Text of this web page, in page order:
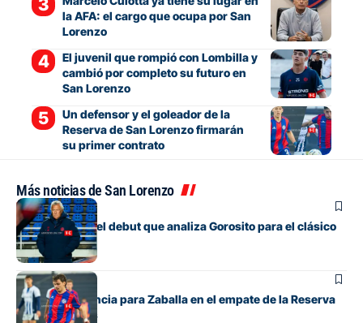
la AFA: el cargo que ocupa por San
Lorenzo
El juvenil que rompió con Lombilla y
cambió por completo su futuro en
San Lorenzo
Un defensor y el goleador de la
Reserva de San Lorenzo firmarán
su primer contrato
Más noticias de San Lorenzo
Fútbol
Los cambios y el debut que analiza Gorosito para el clásico
con Huracán
Juveniles
Debut y asistencia para Zaballa en el empate de la Reserva
contra Talleres